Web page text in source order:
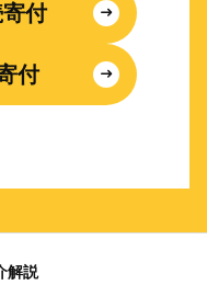
付
付
解説